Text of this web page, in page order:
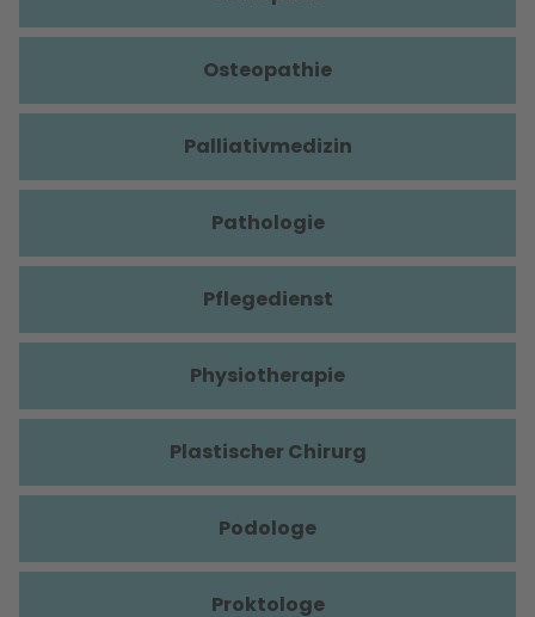
Osteopathie
Palliativmedizin
Pathologie
Pflegedienst
Physiotherapie
Plastischer Chirurg
Podologe
Proktologe